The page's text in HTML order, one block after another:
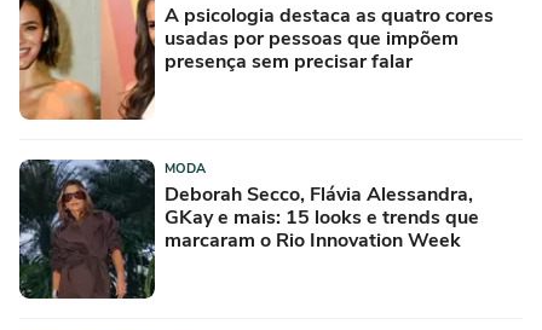
A psicologia destaca as quatro cores
usadas por pessoas que impõem
presença sem precisar falar
MODA
Deborah Secco, Flávia Alessandra,
GKay e mais: 15 looks e trends que
marcaram o Rio Innovation Week